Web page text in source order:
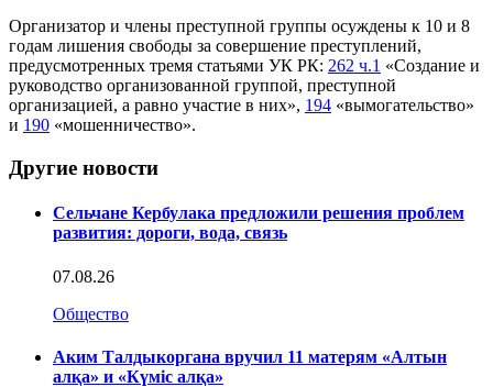
Организатор и члены преступной группы осуждены к 10 и 8
годам лишения свободы за совершение преступлений,
предусмотренных тремя статьями УК РК: 262 ч.1 «Создание и
руководство организованной группой, преступной
организацией, а равно участие в них», 194 «вымогательство»
и 190 «мошенничество».
Другие новости
Сельчане Кербулака предложили решения проблем
развития: дороги, вода, связь
07.08.26
Общество
Аким Талдыкоргана вручил 11 матерям «Алтын
алқа» и «Күміс алқа»